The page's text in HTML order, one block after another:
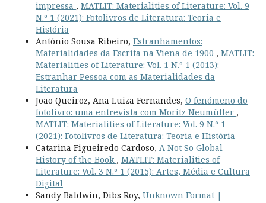
impressa , MATLIT: Materialities of Literature: Vol. 9
N.º 1 (2021): Fotolivros de Literatura: Teoria e
História
António Sousa Ribeiro, Estranhamentos:
Materialidades da Escrita na Viena de 1900 , MATLIT:
Materialities of Literature: Vol. 1 N.º 1 (2013):
Estranhar Pessoa com as Materialidades da
Literatura
João Queiroz, Ana Luiza Fernandes, O fenómeno do
fotolivro: uma entrevista com Moritz Neumüller ,
MATLIT: Materialities of Literature: Vol. 9 N.º 1
(2021): Fotolivros de Literatura: Teoria e História
Catarina Figueiredo Cardoso, A Not So Global
History of the Book , MATLIT: Materialities of
Literature: Vol. 3 N.º 1 (2015): Artes, Média e Cultura
Digital
Sandy Baldwin, Dibs Roy, Unknown Format |